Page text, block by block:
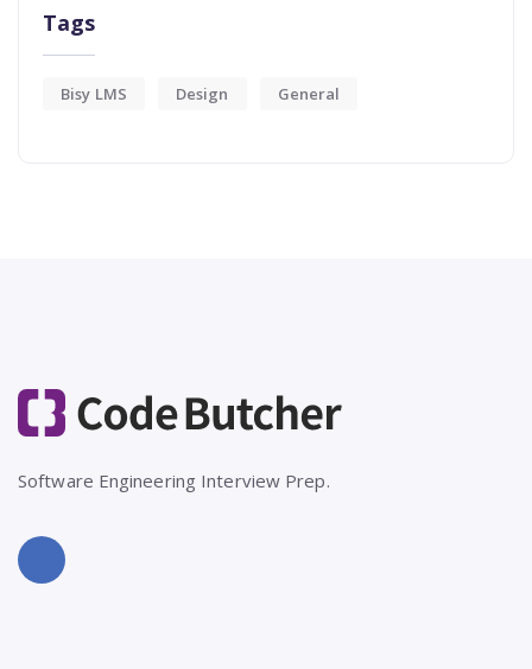
Tags
Bisy LMS Design General
Software Engineering Interview Prep.